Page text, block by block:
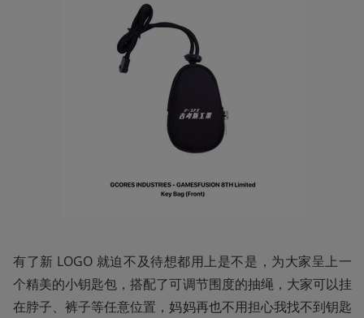
有了新 LOGO 就迫不及待想都用上是不是，为大家呈上一
个精美的小钥匙包，搭配了可调节围度的抽绳，大家可以挂
在脖子、裤子等任意位置，妈妈再也不用担心我找不到钥匙